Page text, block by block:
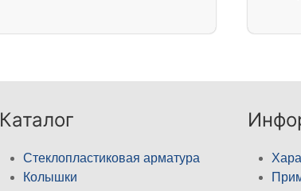
Каталог
Стеклопластиковая арматура
Колышки